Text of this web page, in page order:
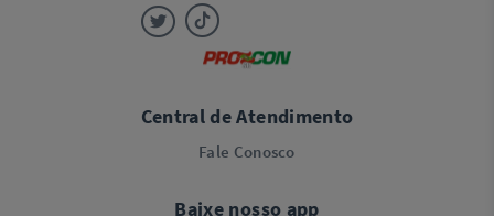
Central de Atendimento
Fale Conosco
Baixe nosso app